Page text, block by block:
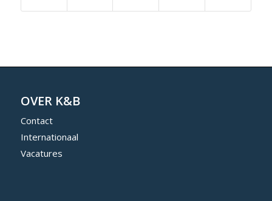
OVER K&B
Contact
Internationaal
Vacatures